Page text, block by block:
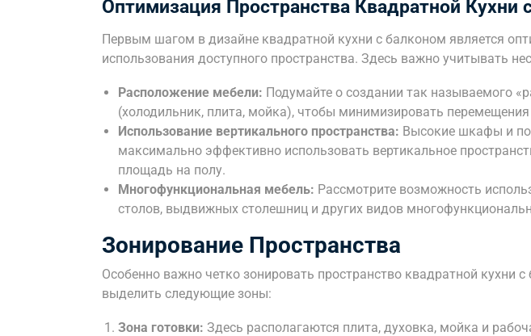
Оптимизация Пространства Квадратной Кухни
Первым шагом в дизайне квадратной кухни с балконом является
использования доступного пространства. Здесь важно учитывать
Расположение мебели: Подумайте о создании так называемого
(холодильник, плита, мойка), чтобы минимизировать
Использование вертикального пространства: Высокие шкафы и
максимально эффективно использовать вертикальное
площадь на полу.
Многофункциональная мебель: Рассмотрите возможность
столов, выдвижных столешниц и других видов
Зонирование Пространства
Особенно важно четко зонировать пространство квадратной кухни
выделить следующие зоны:
Зона готовки: Здесь располагаются плита, духовка, мойка и